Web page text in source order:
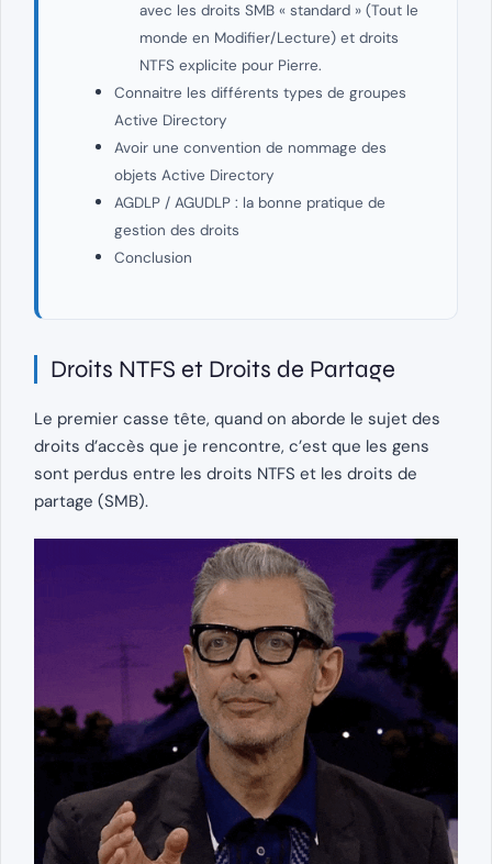
avec les droits SMB « standard » (Tout le
monde en Modifier/Lecture) et droits
NTFS explicite pour Pierre.
Connaitre les différents types de groupes
Active Directory
Avoir une convention de nommage des
objets Active Directory
AGDLP / AGUDLP : la bonne pratique de
gestion des droits
Conclusion
Droits NTFS et Droits de Partage
Le premier casse tête, quand on aborde le sujet des
droits d’accès que je rencontre, c’est que les gens
sont perdus entre les droits NTFS et les droits de
partage (SMB).